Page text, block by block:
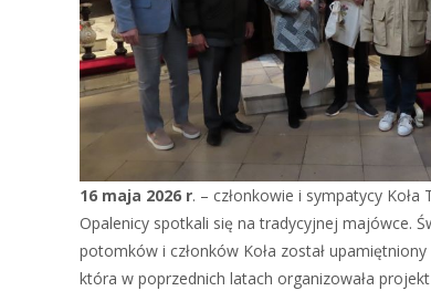
16 maja 2026 r. – członkowie i sympatycy
Opalenicy spotkali się na tradycyjnej majówce.
potomków i członków Koła został
która w poprzednich latach organizowała